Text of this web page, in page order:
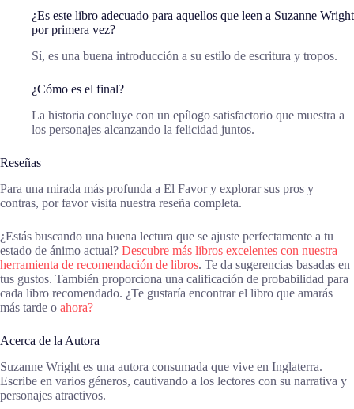
¿Es este libro adecuado para aquellos que leen a Suzanne Wright
por primera vez?
Sí, es una buena introducción a su estilo de escritura y tropos.
¿Cómo es el final?
La historia concluye con un epílogo satisfactorio que muestra a
los personajes alcanzando la felicidad juntos.
Reseñas
Para una mirada más profunda a El Favor y explorar sus pros y
contras, por favor visita nuestra reseña completa.
¿Estás buscando una buena lectura que se ajuste perfectamente a tu
estado de ánimo actual? Descubre más libros excelentes con nuestra
herramienta de recomendación de libros. Te da sugerencias basadas en
tus gustos. También proporciona una calificación de probabilidad para
cada libro recomendado. ¿Te gustaría encontrar el libro que amarás
más tarde o ahora?
Acerca de la Autora
Suzanne Wright es una autora consumada que vive en Inglaterra.
Escribe en varios géneros, cautivando a los lectores con su narrativa y
personajes atractivos.